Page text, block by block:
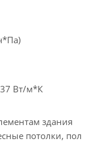
Вт/м*К
здания
потолки, пол